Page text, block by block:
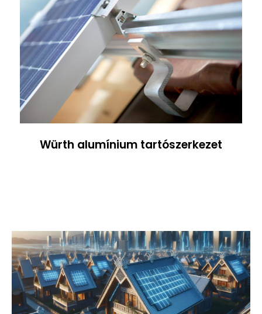
Würth alumínium tartószerkezet